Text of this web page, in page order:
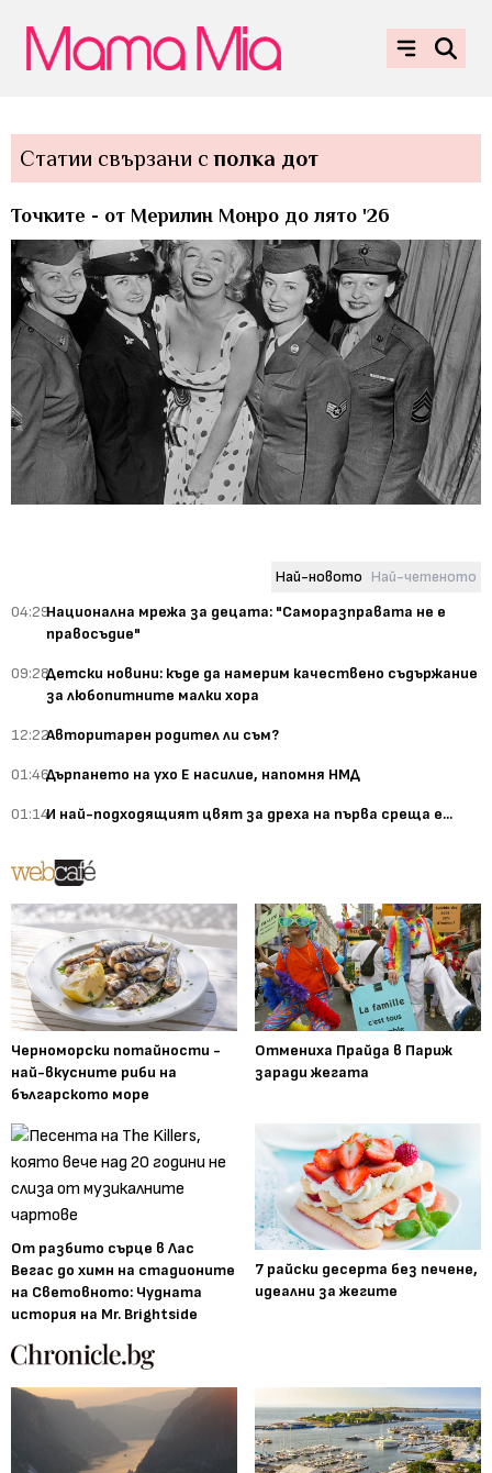
Статии свързани сполка дот
Точките - от Мерилин Монро до лято '26
Най-новото Най-четеното
04:29Национална мрежа за децата: "Саморазправата не е
правосъдие"
09:28Детски новини: къде да намерим качествено съдържание
за любопитните малки хора
12:22Авторитарен родител ли съм?
01:46Дърпането на ухо Е насилие, напомня НМД
01:14И най-подходящият цвят за дреха на първа среща е...
Черноморски потайности -
най-вкусните риби на
българското море
Отмениха Прайда в Париж
заради жегата
От разбито сърце в Лас
Вегас до химн на стадионите
на Световното: Чудната
история на Mr. Brightside
7 райски десерта без печене,
идеални за жегите